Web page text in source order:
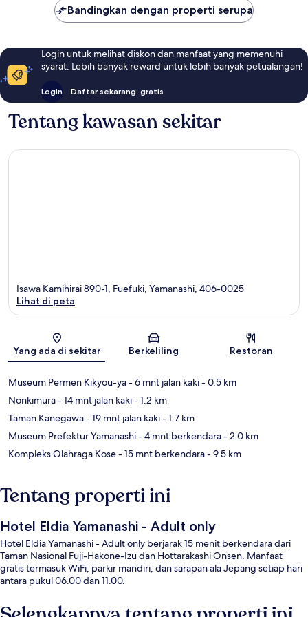
Bandingkan dengan properti serupa
Login untuk melihat diskon dan manfaat yang memenuhi
syarat. Lebih banyak reward untuk lebih banyak petualangan!
Login Daftar sekarang, gratis
Tentang kawasan sekitar
Peta
Isawa Kamihirai 890-1, Fuefuki, Yamanashi, 406-0025
Lihat di peta
Yang ada di sekitar Berkeliling Restoran
Museum Permen Kikyou-ya- 6 mnt jalan kaki- 0.5 km
Nonkimura- 14 mnt jalan kaki- 1.2 km
Taman Kanegawa- 19 mnt jalan kaki- 1.7 km
Museum Prefektur Yamanashi- 4 mnt berkendara- 2.0 km
Kompleks Olahraga Kose- 15 mnt berkendara- 9.5 km
Tentang properti ini
Hotel Eldia Yamanashi - Adult only
Hotel Eldia Yamanashi - Adult only berjarak 15 menit berkendara dari
Taman Nasional Fuji-Hakone-Izu dan Hottarakashi Onsen. Manfaat
gratis termasuk WiFi, parkir mandiri, dan sarapan ala Jepang setiap hari
antara pukul 06.00 dan 11.00.